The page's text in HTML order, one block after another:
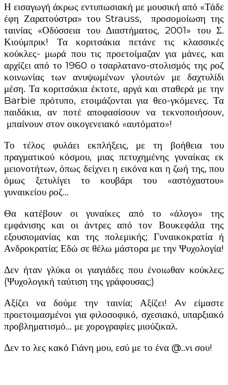
Η εισαγωγή άκρως εντυπωσιακή με μουσική από «Τάδε
έφη Ζαρατούστρα» του Strauss, προσομοίωση της
ταινίας «Οδύσσεια του Διαστήματος, 2001» του Σ.
Κιούμπρικ! Τα κοριτσάκια πετάνε τις κλασσικές
κούκλες- μωρά που τις προετοίμαζαν για μάνες, και
αρχίζει από το 1960 ο τσαρλατανο-στολισμός της ροζ
κοινωνίας των ανυψωμένων γλουτών με δαχτυλίδι
μέση. Τα κοριτσάκια έκτοτε, αργά και σταθερά με την
Barbie πρότυπο, ετοιμάζονται για θεο-γκόμενες. Τα
παιδάκια, αν ποτέ αποφασίσουν να τεκνοποιήσουν,
μπαίνουν στον οικογενειακό «αυτόματο»!
Το τέλος φυλάει εκπλήξεις, με τη βοήθεια του
πραγματικού κόσμου, μιας πετυχημένης γυναίκας εκ
μειονοτήτων, όπως δείχνει η εικόνα και η ζωή της, που
όμως ξετυλίγει το κουβάρι του «αστόχαστου»
γυναικείου ροζ…
Θα κατέβουν οι γυναίκες από το «άλογο» της
εμφάνισης και οι άντρες από τον Βουκεφάλα της
εξουσιομανίας και της πολεμικής; Γυναικοκρατία ή
Ανδροκρατία; Εδώ σε θέλω μάστορα με την Ψυχολογία!
Δεν ήταν γλύκα οι γιαγιάδες που ένοιωθαν κούκλες;
(Ψυχολογική ταύτιση της γράφουσας;)
Αξίζει να δούμε την ταινία; Αξίζει! Aν είμαστε
προετοιμασμένοι για φιλοσοφικό, σχεσιακό, υπαρξιακό
προβληματισμό… με χορογραφίες μιούζικαλ.
Δεν το λες κακό Γιάνη μου, εσύ με το ένα @..νι σου!